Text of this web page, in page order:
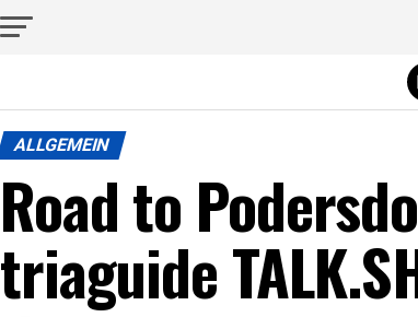
ALLGEMEIN
Road to
triaguide
Die